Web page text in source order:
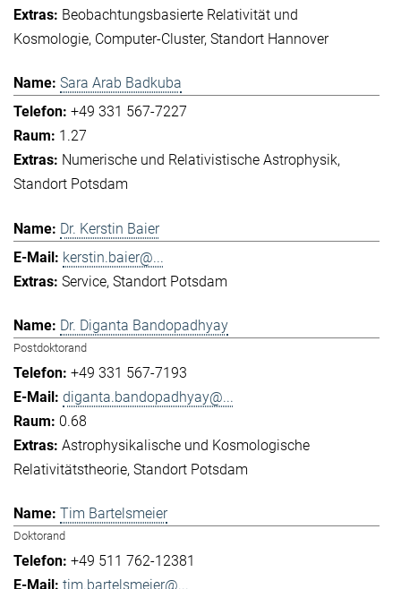
Beobachtungsbasierte Relativität und
Kosmologie Computer-Cluster Standort Hannover
Sara Arab Badkuba
+49 331 567-7227
1.27
Numerische und Relativistische Astrophysik
Standort Potsdam
Dr. Kerstin Baier
kerstin.baier@...
Service Standort Potsdam
Dr. Diganta Bandopadhyay
Postdoktorand
+49 331 567-7193
diganta.bandopadhyay@...
0.68
Astrophysikalische und Kosmologische
Relativitätstheorie Standort Potsdam
Tim Bartelsmeier
Doktorand
+49 511 762-12381
tim.bartelsmeier@...